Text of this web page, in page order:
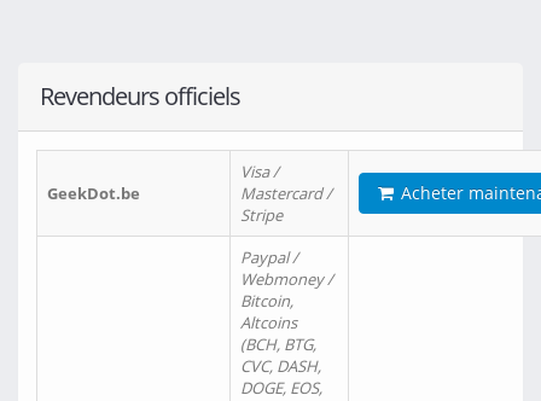
Revendeurs officiels
GeekDot.be
Visa /
Mastercard /
Stripe
Acheter
Paypal /
Webmoney /
Bitcoin,
Altcoins
(BCH, BTG,
CVC, DASH,
DOGE, EOS,